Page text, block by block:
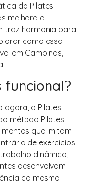
do Pilates
melhora o
traz harmonia para
como essa
em Campinas,
funcional?
agora, o Pilates
método Pilates
que imitam
de exercícios
dinâmico,
desenvolvam
ao mesmo